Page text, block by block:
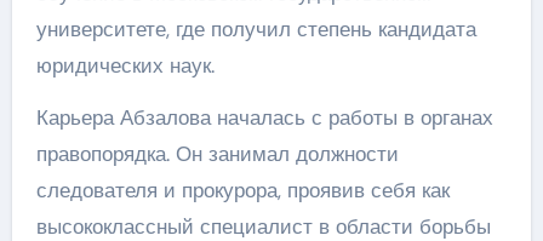
университете, где получил степень кандидата
юридических наук.
Карьера Абзалова началась с работы в органах
правопорядка. Он занимал должности
следователя и прокурора, проявив себя как
высококлассный специалист в области борьбы